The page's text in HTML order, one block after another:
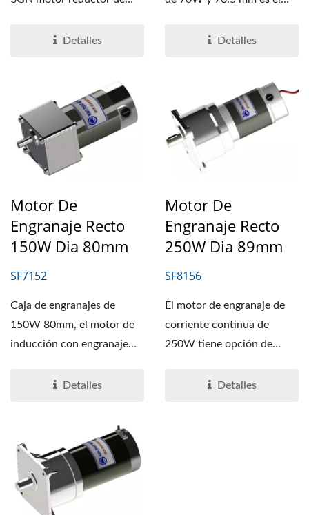
Detalles
Detalles
Motor De
Engranaje Recto
150W Dia 80mm
SF7152
Caja de engranajes de
150W 80mm, el motor de
inducción con engranaje
compatible...Detalles
Motor De
Engranaje Recto
250W Dia 89mm
SF8156
El motor de engranaje de
corriente continua de
250W tiene opción de
Detalles